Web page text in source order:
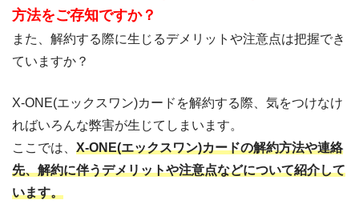
方法をご存知ですか？
また、解約する際に生じるデメリットや注意点は把握でき
ていますか？
X-ONE(エックスワン)カードを解約する際、気をつけなけ
ればいろんな弊害が生じてしまいます。
ここでは、 X-ONE(エックスワン)カードの解約方法や連絡
先、解約に伴うデメリットや注意点などについて紹介して
います。